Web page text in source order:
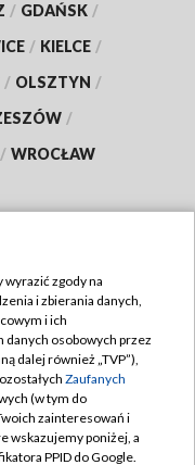
/ GDAŃSK /
/ KIELCE /
/ OLSZTYN /
/
/ WROCŁAW
zgody na
i zbierania danych,
i ich
danych osobowych przez
dalej również „TVP”),
Zaufanych
(w tym do
zainteresowań i
wskazujemy poniżej, a
PPID do Google.